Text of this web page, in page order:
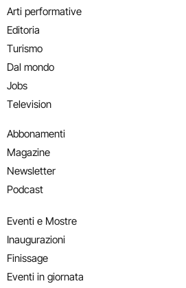
Arti performative
Editoria
Turismo
Dal mondo
Jobs
Television
Abbonamenti
Magazine
Newsletter
Podcast
Eventi e Mostre
Inaugurazioni
Finissage
Eventi in giornata